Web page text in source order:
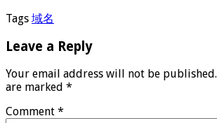
Tags 域名
Leave a Reply
Your email address will not be published.
are marked *
Comment *